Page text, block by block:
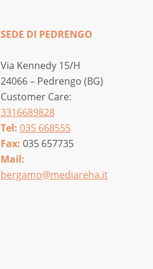
SEDE DI PEDRENGO
Via Kennedy 15/H
24066 – Pedrengo (BG)
Customer Care:
3316689828
Tel: 035 668555
Fax: 035 657735
Mail:
bergamo@mediareha.it